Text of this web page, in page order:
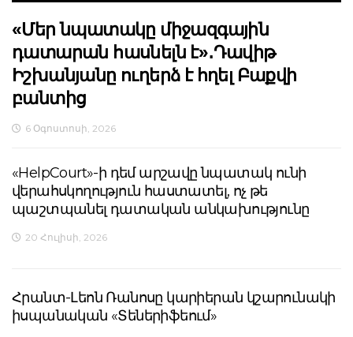
«Մեր նպատակը միջազգային
դատարան հասնելն է»․Դավիթ
Իշխանյանը ուղերձ է հղել Բաքվի
բանտից
6 Օգոստոսի, 2026
«HelpCourt»-ի դեմ արշավը նպատակ ունի
վերահսկողություն հաստատել, ոչ թե
պաշտպանել դատական անկախությունը
20 Հուլիսի, 2026
Հրանտ-Լեոն Ռանոսը կարիերան կշարունակի
իսպանական «Տեներիֆեում»